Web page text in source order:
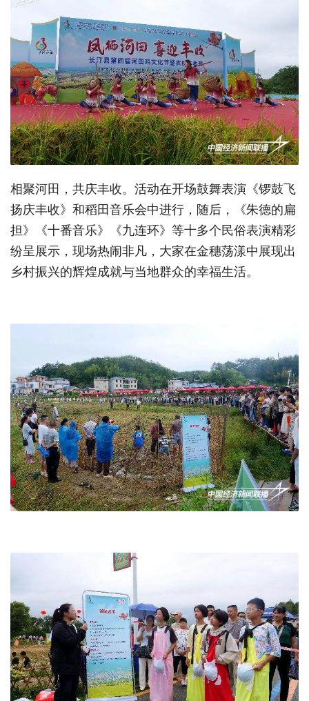
相聚河田，共庆丰收。活动在开场鼓舞表演《锣鼓飞
扬庆丰收》和稻田音乐会中进行，随后，《朱德的扁
担》《十番音乐》《九连环》等十多个民俗表演精彩
纷呈展示，现场热闹非凡，大家在金穗荡漾中展现出
乡村振兴的辉煌成就与当地群众的幸福生活。